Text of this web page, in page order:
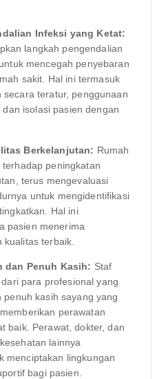
Infeksi yang Ketat:
langkah pengendalian
mencegah penyebaran
sakit. Hal ini termasuk
secara teratur, penggunaan
isolasi pasien dengan
Berkelanjutan: Rumah
peningkatan
terus mengevaluasi
untuk mengidentifikasi
Hal ini
pasien menerima
kualitas terbaik.
dan Penuh Kasih: Staf
para profesional yang
penuh kasih sayang yang
perawatan
baik. Perawat, dokter, dan
lainnya
menciptakan lingkungan
bagi pasien.